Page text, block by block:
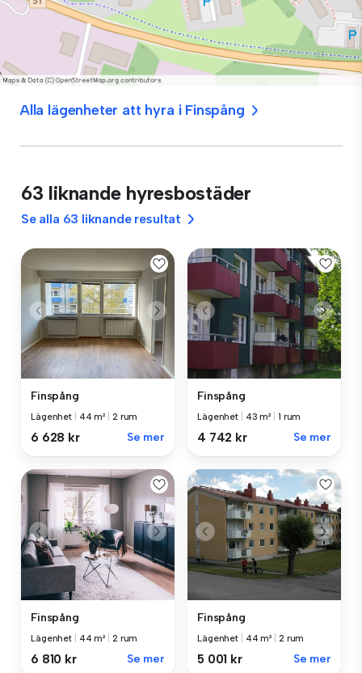
Alla lägenheter att hyra i Finspång
63 liknande hyresbostäder
Se alla 63 liknande resultat
Finspång
Lägenhet 44 m² 2 rum
6 628 kr Se mer
Finspång
Lägenhet 43 m² 1 rum
4 742 kr Se mer
Finspång
Lägenhet 44 m² 2 rum
6 810 kr Se mer
Finspång
Lägenhet 44 m² 2 rum
5 001 kr Se mer